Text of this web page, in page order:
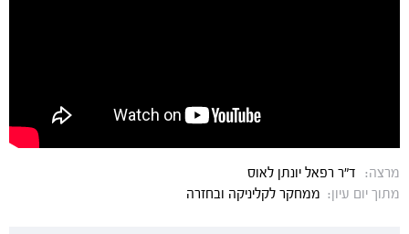
מרצה:
ד"ר רפאל יונתן לאוס
מתוך יום עיון: ממחקר לקליניקה ובחזרה